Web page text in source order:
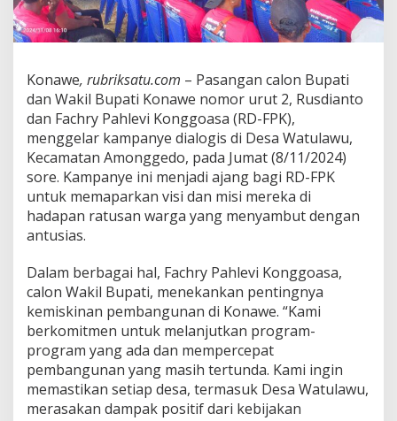
a
m
p
n
y
e
D
i
a
l
o
g
W
a
t
u
l
a
w
u
,
Konawe, rubriksatu.com – Pasangan calon Bupati
dan Wakil Bupati Konawe nomor urut 2, Rusdianto
dan Fachry Pahlevi Konggoasa (RD-FPK),
menggelar kampanye dialogis di Desa Watulawu,
Kecamatan Amonggedo, pada Jumat (8/11/2024)
sore. Kampanye ini menjadi ajang bagi RD-FPK
untuk memaparkan visi dan misi mereka di
hadapan ratusan warga yang menyambut dengan
antusias.
Dalam berbagai hal, Fachry Pahlevi Konggoasa,
calon Wakil Bupati, menekankan pentingnya
kemiskinan pembangunan di Konawe. “Kami
berkomitmen untuk melanjutkan program-
program yang ada dan mempercepat
pembangunan yang masih tertunda. Kami ingin
memastikan setiap desa, termasuk Desa Watulawu,
merasakan dampak positif dari kebijakan